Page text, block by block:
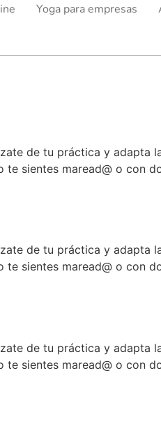
Yoga para empresas
de tu práctica y adapta
sientes maread@ o con
de tu práctica y adapta
sientes maread@ o con
de tu práctica y adapta
sientes maread@ o con